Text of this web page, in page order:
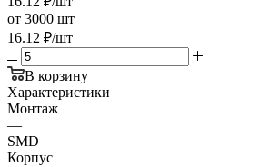
от 3000 шт
16.12 ₽/шт
В корзину
Характеристики
Монтаж
—
SMD
Корпус